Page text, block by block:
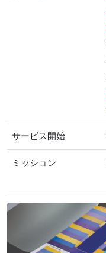
サービス開始
ミッション